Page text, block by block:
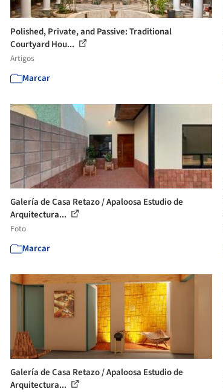
Polished, Private, and Passive: Traditional
Courtyard Hou...
Artigos
Marcar
Galería de Casa Retazo / Apaloosa Estudio de
Arquitectura...
Foto
Marcar
Galería de Casa Retazo / Apaloosa Estudio de
Arquitectura...